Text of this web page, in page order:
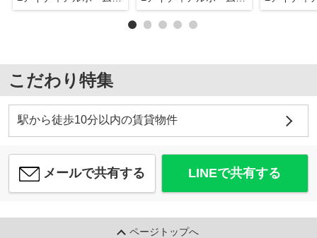
こだわり特集
駅から徒歩10分以内の賃貸物件
メールで共有する LINEで共有する
ページトップへ